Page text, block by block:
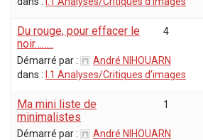
Du rouge, pour effacer le
noir……..
Démarré par :
André NIHOUARN
dans :
I.1 Analyses/Critiques d’images
4
Ma mini liste de
minimalistes
Démarré par :
André NIHOUARN
1